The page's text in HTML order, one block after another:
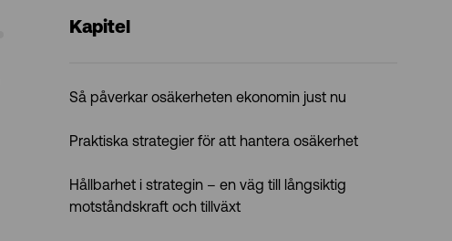
Kapitel
Så påverkar osäkerheten ekonomin just nu
Praktiska strategier för att hantera osäkerhet
Hållbarhet i strategin – en väg till långsiktig
motståndskraft och tillväxt